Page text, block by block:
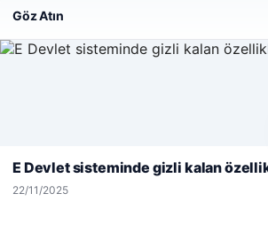
Web sitemizi nasıl kullandığınızı daha iyi
deneyiminizi kişiselleştirmek ve geliştirmek
Kabul Et
Göz Atın
E Devlet sisteminde gizli kalan
22/11/2025